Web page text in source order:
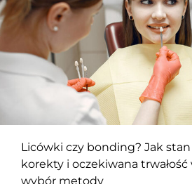
Licówki czy bonding? Jak stan
korekty i oczekiwana trwałość
wybór metody